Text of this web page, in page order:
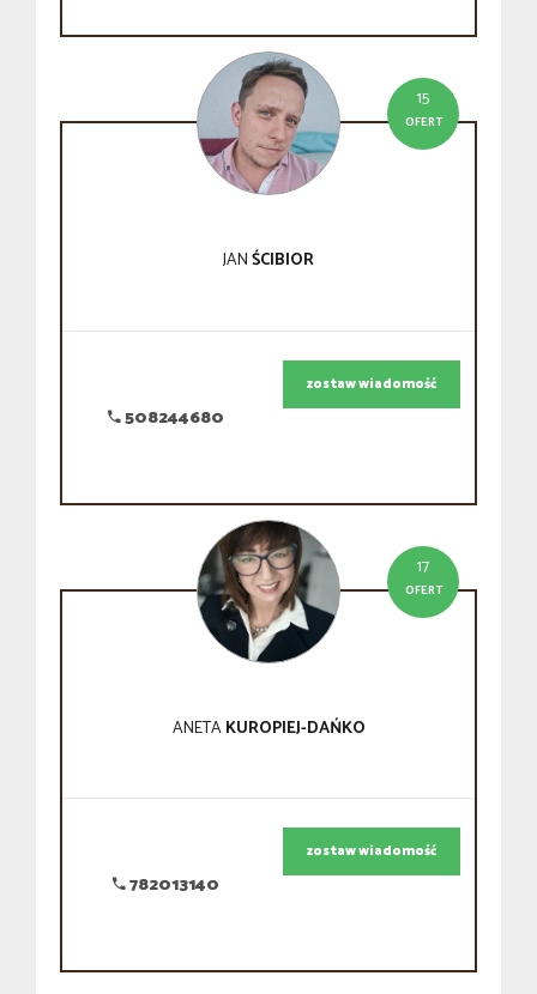
15
OFERT
JANŚCIBIOR
508244680
zostaw wiadomość
17
OFERT
ANETAKUROPIEJ-DAŃKO
782013140
zostaw wiadomość